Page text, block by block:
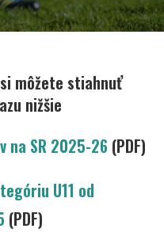
môžete stiahnuť
nižšie
na SR 2025-26 (PDF)
U11 od
(PDF)